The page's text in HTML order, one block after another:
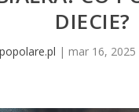
DIECIE?
| mar 16, 2025